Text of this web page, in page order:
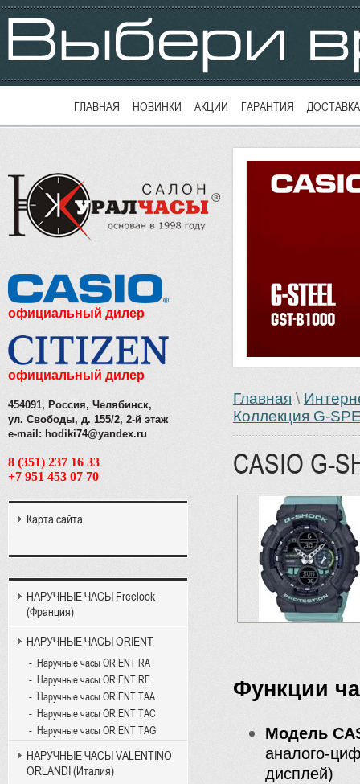
ГЛАВНАЯ НОВИНКИ АКЦИИ ГАРАНТИЯ ДОСТАВКА
Главная \
Коллекция G-
CASIO G-
Функции
Модель
аналого-
дисплей)
официальный дилер
официальный дилер
454091, Россия, Челябинск,
ул. Свободы, д. 155/2, 2-й этаж
e-mail: hodiki74@yandex.ru
8 (351) 237 16 33
+7 951 453 07 70
Карта сайта
НАРУЧНЫЕ ЧАСЫ Freelook
(Франция)
НАРУЧНЫЕ ЧАСЫ ORIENT
Наручные часы ORIENT RA
Наручные часы ORIENT RE
Наручные часы ORIENT TAA
Наручные часы ORIENT TAC
Наручные часы ORIENT TAG
НАРУЧНЫЕ ЧАСЫ VALENTINO
ORLANDI (Италия)